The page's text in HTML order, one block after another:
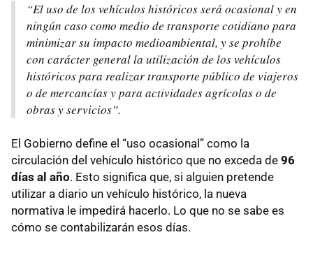
“El uso de los vehículos históricos será ocasional y en
ningún caso como medio de transporte cotidiano para
minimizar su impacto medioambiental, y se prohíbe
con carácter general la utilización de los vehículos
históricos para realizar transporte público de viajeros
o de mercancías y para actividades agrícolas o de
obras y servicios”.
El Gobierno define el “uso ocasional” como la
circulación del vehículo histórico que no exceda de 96
días al año. Esto significa que, si alguien pretende
utilizar a diario un vehículo histórico, la nueva
normativa le impedirá hacerlo. Lo que no se sabe es
cómo se contabilizarán esos días.